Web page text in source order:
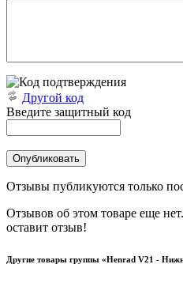
Другой код
Введите защитный код
Отзывы публикуются только
Отзывов об этом товаре еще
оставит отзыв!
Другие товары группы «Henrad V21 -